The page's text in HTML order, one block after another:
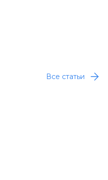
Все статьи